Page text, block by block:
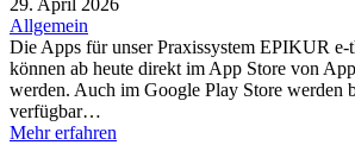
Allgemein
Die Apps für unser Praxissystem EPIKUR
können ab heute direkt im App Store von
werden. Auch im Google Play Store werden
verfügbar…
Mehr erfahren